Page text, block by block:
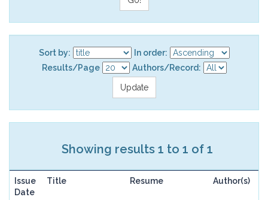
Sort by:
In order:
Results/Page
Authors/Record:
Showing results 1 to 1 of 1
Issue
Date
Title Resume Author(s)